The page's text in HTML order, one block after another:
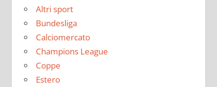
Altri sport
Bundesliga
Calciomercato
Champions League
Coppe
Estero